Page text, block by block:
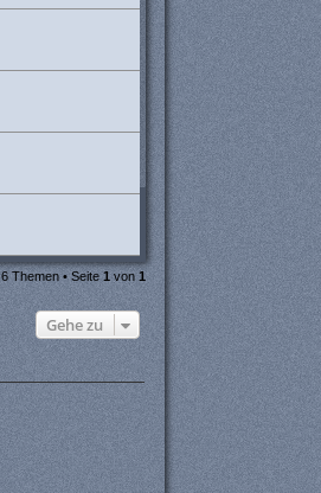
6 Themen • Seite1von1
Gehe zu